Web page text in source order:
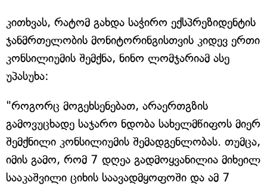
კითხვას, რატომ გახდა საჭირო ექსპრეზიდენტის
ჯანმრთელობის მონიტორინგისთვის კიდევ ერთი
კონსილიუმის შემქნა, ნინო ლომჯარიამ ასე
უპასუხა:
"როგორც მოგეხსენებათ, არაერთგზის
გამოვუცხადე საჯარო ნდობა სახელმწიფოს მიერ
შემქნილი კონსილიუმის შემადგენლობას. თუმცა,
იმის გამო, რომ 7 დღეა გადმოყვანილია მიხეილ
სააკაშვილი ციხის საავადმყოფოში და ამ 7